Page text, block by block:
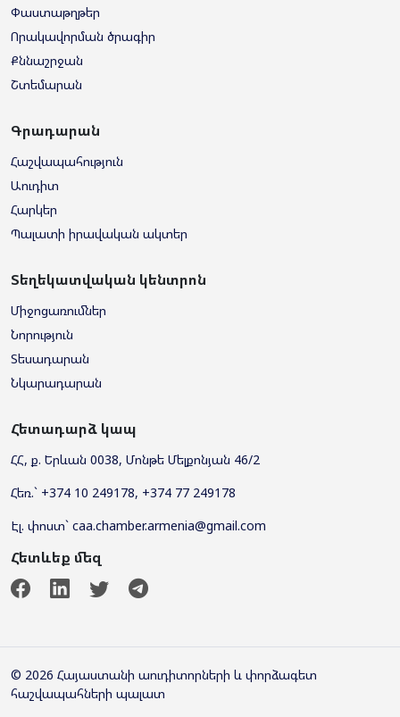
Փաստաթղթեր
Որակավորման ծրագիր
Քննաշրջան
Շտեմարան
Գրադարան
Հաշվապահություն
Աուդիտ
Հարկեր
Պալատի իրավական ակտեր
Տեղեկատվական կենտրոն
Միջոցառումներ
Նորություն
Տեսադարան
Նկարադարան
Հետադարձ կապ
ՀՀ, ք. Երևան 0038, Մոնթե Մելքոնյան 46/2
Հեռ.` +374 10 249178, +374 77 249178
Էլ. փոստ` caa.chamber.armenia@gmail.com
Հետևեք մեզ
© 2026 Հայաստանի աուդիտորների և փորձագետ
հաշվապահների պալատ